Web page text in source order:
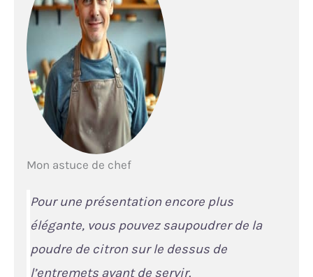
Mon astuce de chef
Pour une présentation encore plus
élégante, vous pouvez saupoudrer de la
poudre de citron sur le dessus de
l’entremets avant de servir.